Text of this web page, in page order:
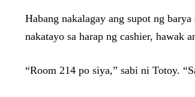
Habang nakalagay ang supot ng
nakatayo sa harap ng cashier, hawak
“Room 214 po siya,” sabi ni Totoy.